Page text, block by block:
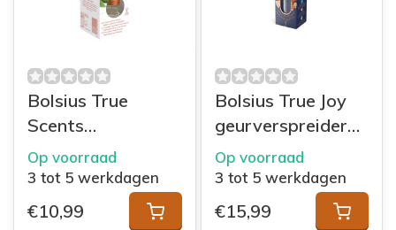
Bolsius True
Scents
geurverspreider
45ml Green Tea
Op voorraad
3 tot 5 werkdagen
€10,99
Bolsius True Joy
geurverspreider
80 ml Secret
Forest
Op voorraad
3 tot 5 werkdagen
€15,99